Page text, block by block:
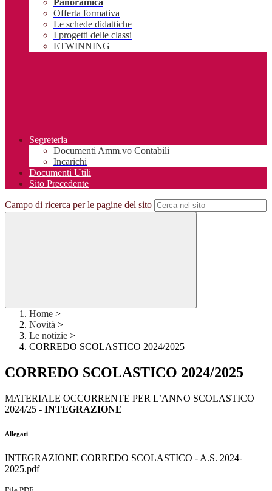
Panoramica
Offerta formativa
Le schede didattiche
I progetti delle classi
ETWINNING
Segreteria
Documenti Amm.vo Contabili
Incarichi
Documenti Utili
Sito Precedente
Campo di ricerca per le pagine del sito
Home >
Novità >
Le notizie >
CORREDO SCOLASTICO 2024/2025
CORREDO SCOLASTICO 2024/2025
MATERIALE OCCORRENTE PER L’ANNO SCOLASTICO
2024/25 - INTEGRAZIONE
Allegati
INTEGRAZIONE CORREDO SCOLASTICO - A.S. 2024-
2025.pdf